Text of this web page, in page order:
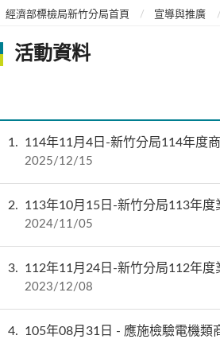
經濟部標檢局新竹分局首頁 宣導與推廣
活動資料
1 114年11月4日-新竹分局114年度
2025/12/15
2 113年10月15日-新竹分局113年
2024/11/05
3 112年11月24日-新竹分局112年
2023/12/08
4 105年08月31日 - 應施檢驗電機類